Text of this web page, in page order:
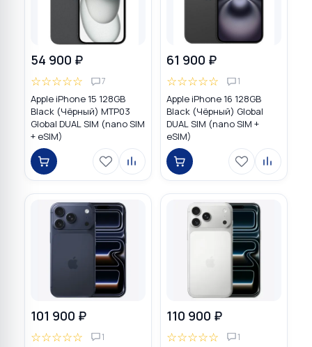
54 900 ₽
☆☆☆☆☆ 7
Apple iPhone 15 128GB
Black (Чёрный) MTP03
Global DUAL SIM (nano SIM
+ eSIM)
61 900 ₽
☆☆☆☆☆ 1
Apple iPhone 16 128GB
Black (Чёрный) Global
DUAL SIM (nano SIM +
eSIM)
101 900 ₽
☆☆☆☆☆ 1
110 900 ₽
☆☆☆☆☆ 1